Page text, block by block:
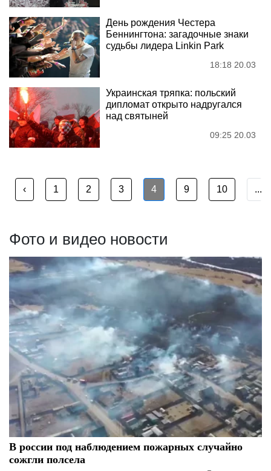
День рождения Честера
Беннингтона: загадочные знаки
судьбы лидера Linkin Park
18:18 20.03
Украинская тряпка: польский
дипломат открыто надругался
над святыней
09:25 20.03
‹ 1 2 3 4 9 10 ...
Фото и видео новости
В россии под наблюдением пожарных случайно
сожгли полсела